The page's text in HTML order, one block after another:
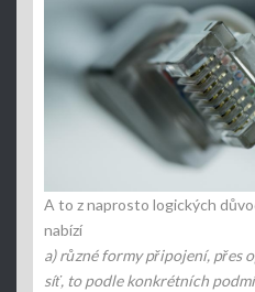
A to z naprosto logických
nabízí
a)různé formy připojení, přes
síť, to podle konkrétních